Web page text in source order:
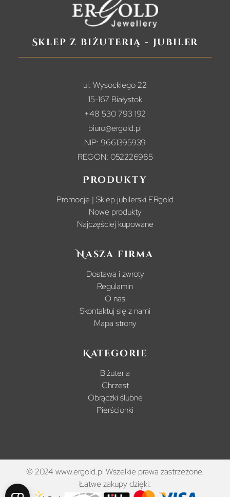
Sklep z biżuterią - jubiler
ul. Wysockiego 22
15-167 Białystok
+48 530 793 192
biuro@ergold.pl
NIP: 9661395939
REGON: 052226985
Produkty
Promocje | Sklep jubilerski ERgold
Nowe produkty
Najczęściej kupowane
Nasza firma
Dostawa i zwroty
Regulamin
O nas
Skontaktuj się z nami
Mapa strony
Kategorie
Biżuteria
Chrzest
Obrączki ślubne
Pierścionki
© 2024 www.ergold.pl Wszelkie prawa zastrzeżone.
Łatwe zakupy dzięki: